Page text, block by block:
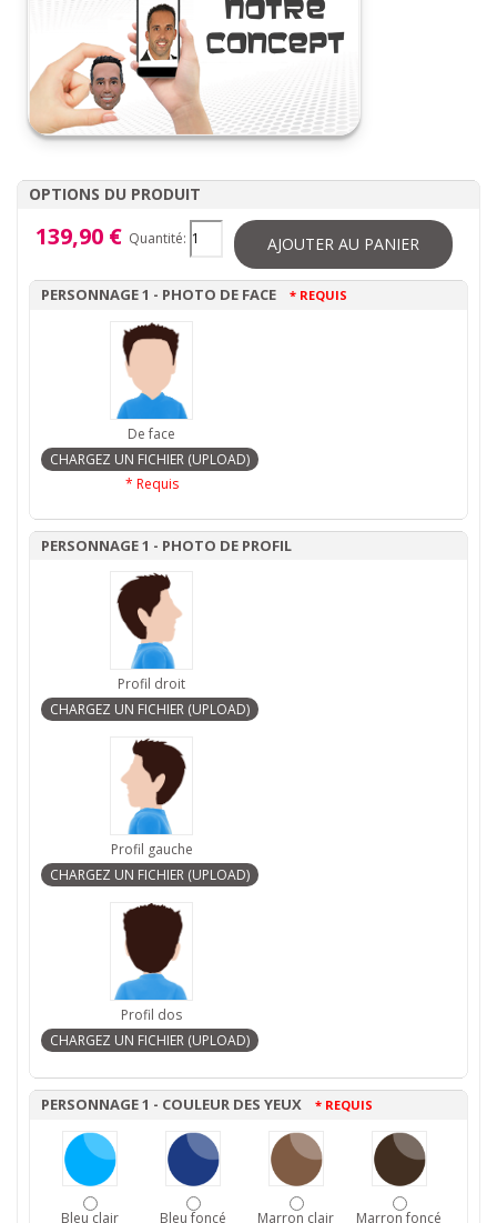
OPTIONS DU PRODUIT
139,90 € Quantité: AJOUTER AU PANIER
PERSONNAGE 1 - PHOTO DE FACE * REQUIS
De face
* Requis
PERSONNAGE 1 - PHOTO DE PROFIL
Profil droit
Profil gauche
Profil dos
PERSONNAGE 1 - COULEUR DES YEUX * REQUIS
Bleu clair Bleu foncé Marron clair Marron foncé